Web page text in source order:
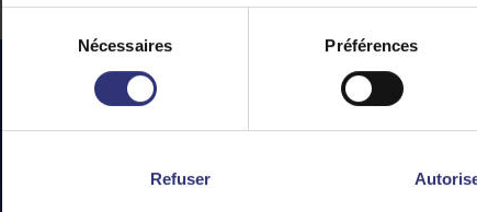
du
consentement
Nécessaires Préférences
Refuser